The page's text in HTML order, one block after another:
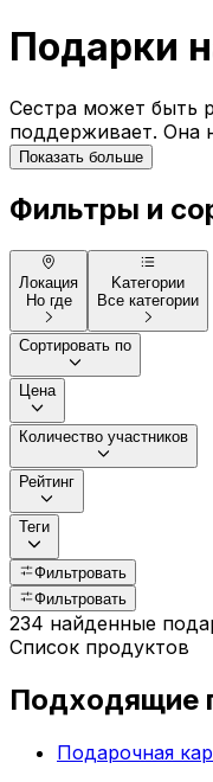
Подарки
Сестра может быть
поддерживает. Она
Показать больше
Фильтры и
Локация
Но где
Kатегории
Все категории
Сортировать по
Цена
Количество участников
Рейтинг
Теги
Фильтровать
Фильтровать
234 найденные
Список продуктов
Подходящие
Подарочная